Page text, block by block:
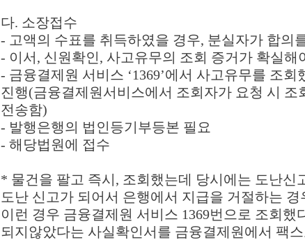
다. 소장접수
- 고액의 수표를 취득하였을 경우, 분실자가 합의
- 이서, 신원확인, 사고유무의 조회 증거가 확실해
- 금융결제원 서비스 ‘1369’에서 사고유무를 조
진행(금융결제원서비스에서 조회자가 요청 시
전송함)
- 발행은행의 법인등기부등본 필요
- 해당법원에 접수
* 물건을 팔고 즉시, 조회했는데 당시에는 도난신
도난 신고가 되어서 은행에서 지급을 거절하는
이런 경우 금융결제원 서비스 1369번으로 조회했
되지않았다는 사실확인서를 금융결제원에서 팩